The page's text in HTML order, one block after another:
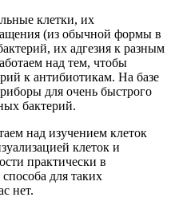
клетки, их
(из обычной формы в
их адгезия к разным
над тем, чтобы
к антибиотикам. На базе
для очень быстрого
бактерий.
над изучением клеток
клеток и
практически в
для таких
нет.